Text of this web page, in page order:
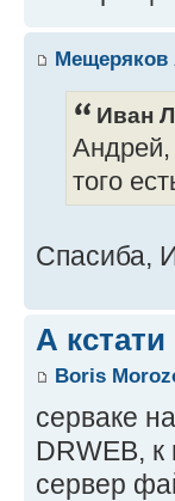
Мещеряков
Иван
Андрей,
того
Спасиба,
А
Boris
серваке
DRWEB, к
сервер